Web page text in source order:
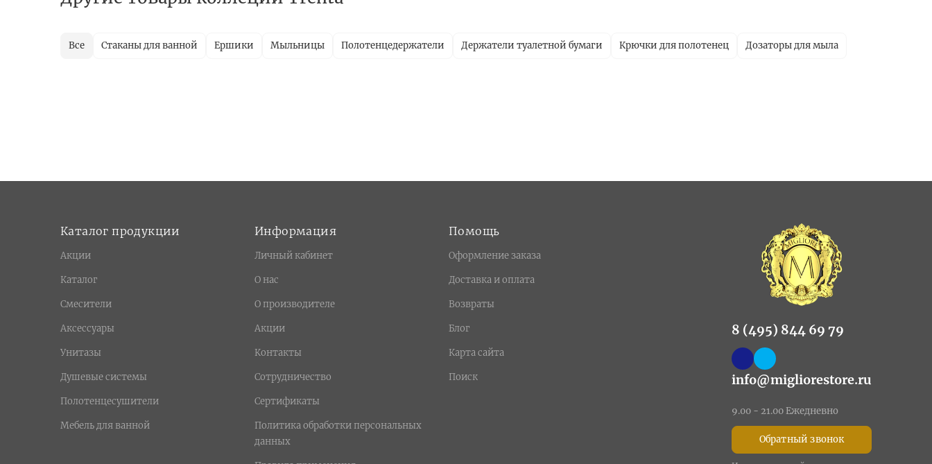
Все Стаканы для ванной Ершики Мыльницы Полотенцедержатели Держатели туалетной бумаги Крючки для полотенец Дозаторы для мыла
Каталог продукции
Акции
Каталог
Смесители
Аксессуары
Унитазы
Душевые системы
Полотенцесушители
Мебель для ванной
Информация
Личный кабинет
О нас
О производителе
Акции
Контакты
Сотрудничество
Сертификаты
Политика обработки персональных
данных
Помощь
Оформление заказа
Доставка и оплата
Возвраты
Блог
Карта сайта
Поиск
8 (495) 844 69 79
info@migliorestore.ru
9.00 - 21.00 Ежедневно
Обратный звонок